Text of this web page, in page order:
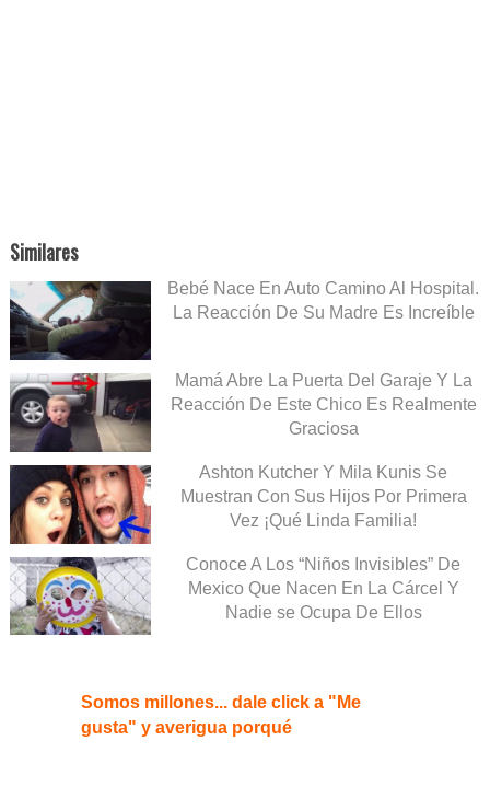
Similares
Bebé Nace En Auto Camino Al Hospital.
La Reacción De Su Madre Es Increíble
Mamá Abre La Puerta Del Garaje Y La
Reacción De Este Chico Es Realmente
Graciosa
Ashton Kutcher Y Mila Kunis Se
Muestran Con Sus Hijos Por Primera
Vez ¡Qué Linda Familia!
Conoce A Los “Niños Invisibles” De
Mexico Que Nacen En La Cárcel Y
Nadie se Ocupa De Ellos
Somos millones... dale click a "Me
gusta" y averigua porqué